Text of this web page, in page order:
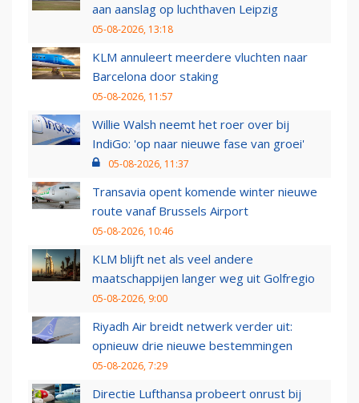
aan aanslag op luchthaven Leipzig
05-08-2026, 13:18
KLM annuleert meerdere vluchten naar
Barcelona door staking
05-08-2026, 11:57
Willie Walsh neemt het roer over bij
IndiGo: 'op naar nieuwe fase van groei'
05-08-2026, 11:37
Transavia opent komende winter nieuwe
route vanaf Brussels Airport
05-08-2026, 10:46
KLM blijft net als veel andere
maatschappijen langer weg uit Golfregio
05-08-2026, 9:00
Riyadh Air breidt netwerk verder uit:
opnieuw drie nieuwe bestemmingen
05-08-2026, 7:29
Directie Lufthansa probeert onrust bij